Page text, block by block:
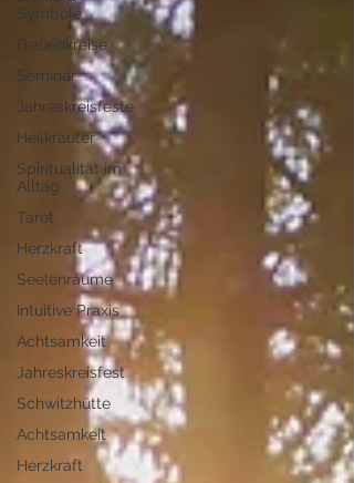
Symbole
Frauenkreise
Seminar
Jahreskreisfeste
Heilkräuter
Spiritualität im
Alltag
Tarot
Herzkraft
Seelenräume
Intuitive Praxis
Achtsamkeit
Jahreskreisfest
Schwitzhütte
Achtsamkeit
Herzkraft